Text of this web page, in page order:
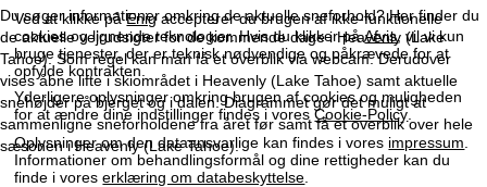
Ved at klikke påEnigaccepterer du brugen af ikke-funktionelle
cookies og lignende teknologier. Hvis du klikker påAfvis, vil vi kun
bruge tjenester, der er teknisk nødvendige og påkrævede for at
opfylde kontrakten.
Yderligere oplysninger omkring brugen af cookies og muligheden
for at ændre dine indstillinger findes i voresCookie-Policy
Oplysninger om den dataansvarlige kan findes i vores impressum
Informationer om behandlingsformål og dine rettigheder kan du
finde i voreserklæring om databeskyttelse
r
t
s
i
Du søger informationer omkring de aktuelle sneforhold? Her finder du
de aktuelle vejrudsigter for de kommende dage i Heavenly (Lake
Tahoe). Som regel kan man få et overblik via webcam. Derudover
vises åbne lifte i skiområdet i Heavenly (Lake Tahoe) samt aktuelle
snehøjder på bjerget og i dalen. Diagrammet gør det muligt at
sammenligne sneforholdene fra året før samt få et overblik over hele
sæsonen i Heavenly (Lake Tahoe).